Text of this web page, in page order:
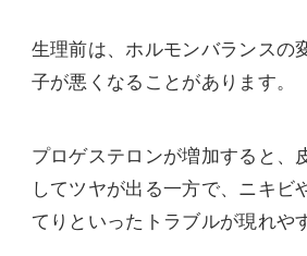
生理前は、ホルモンバランスの
子が悪くなることがあります。
プロゲステロンが増加すると、
してツヤが出る一方で、ニキビ
てりといったトラブルが現れや